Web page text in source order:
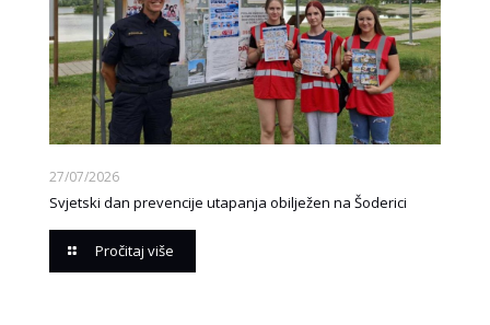
27/07/2026
Svjetski dan prevencije utapanja obilježen na Šoderici
Pročitaj više